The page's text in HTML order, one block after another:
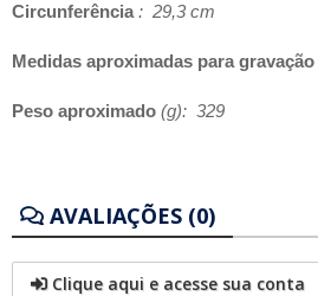
Circunferência : 29,3 cm
Medidas aproximadas para gravação
Peso aproximado (g): 329
AVALIAÇÕES (0)
Clique aqui e acesse sua conta